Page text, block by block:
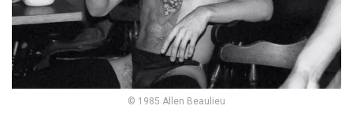
© 1985 Allen Beaulieu